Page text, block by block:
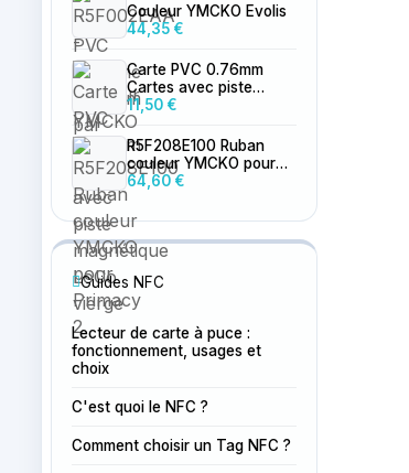
Couleur YMCKO Evolis
44,35 €
Carte PVC 0.76mm
Cartes avec piste
magnétique LoCo
vierge
11,50 €
R5F208E100 Ruban
couleur YMCKO pour
Primacy 2
64,60 €
Guides NFC
Lecteur de carte à puce :
fonctionnement, usages et
choix
C'est quoi le NFC ?
Comment choisir un Tag NFC ?